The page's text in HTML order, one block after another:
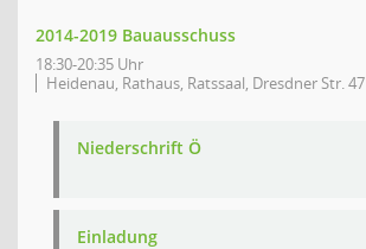
2014-2019 Bauausschuss
18:30-20:35 Uhr
Heidenau, Rathaus, Ratssaal, Dresdner Str. 47
Niederschrift Ö
Einladung